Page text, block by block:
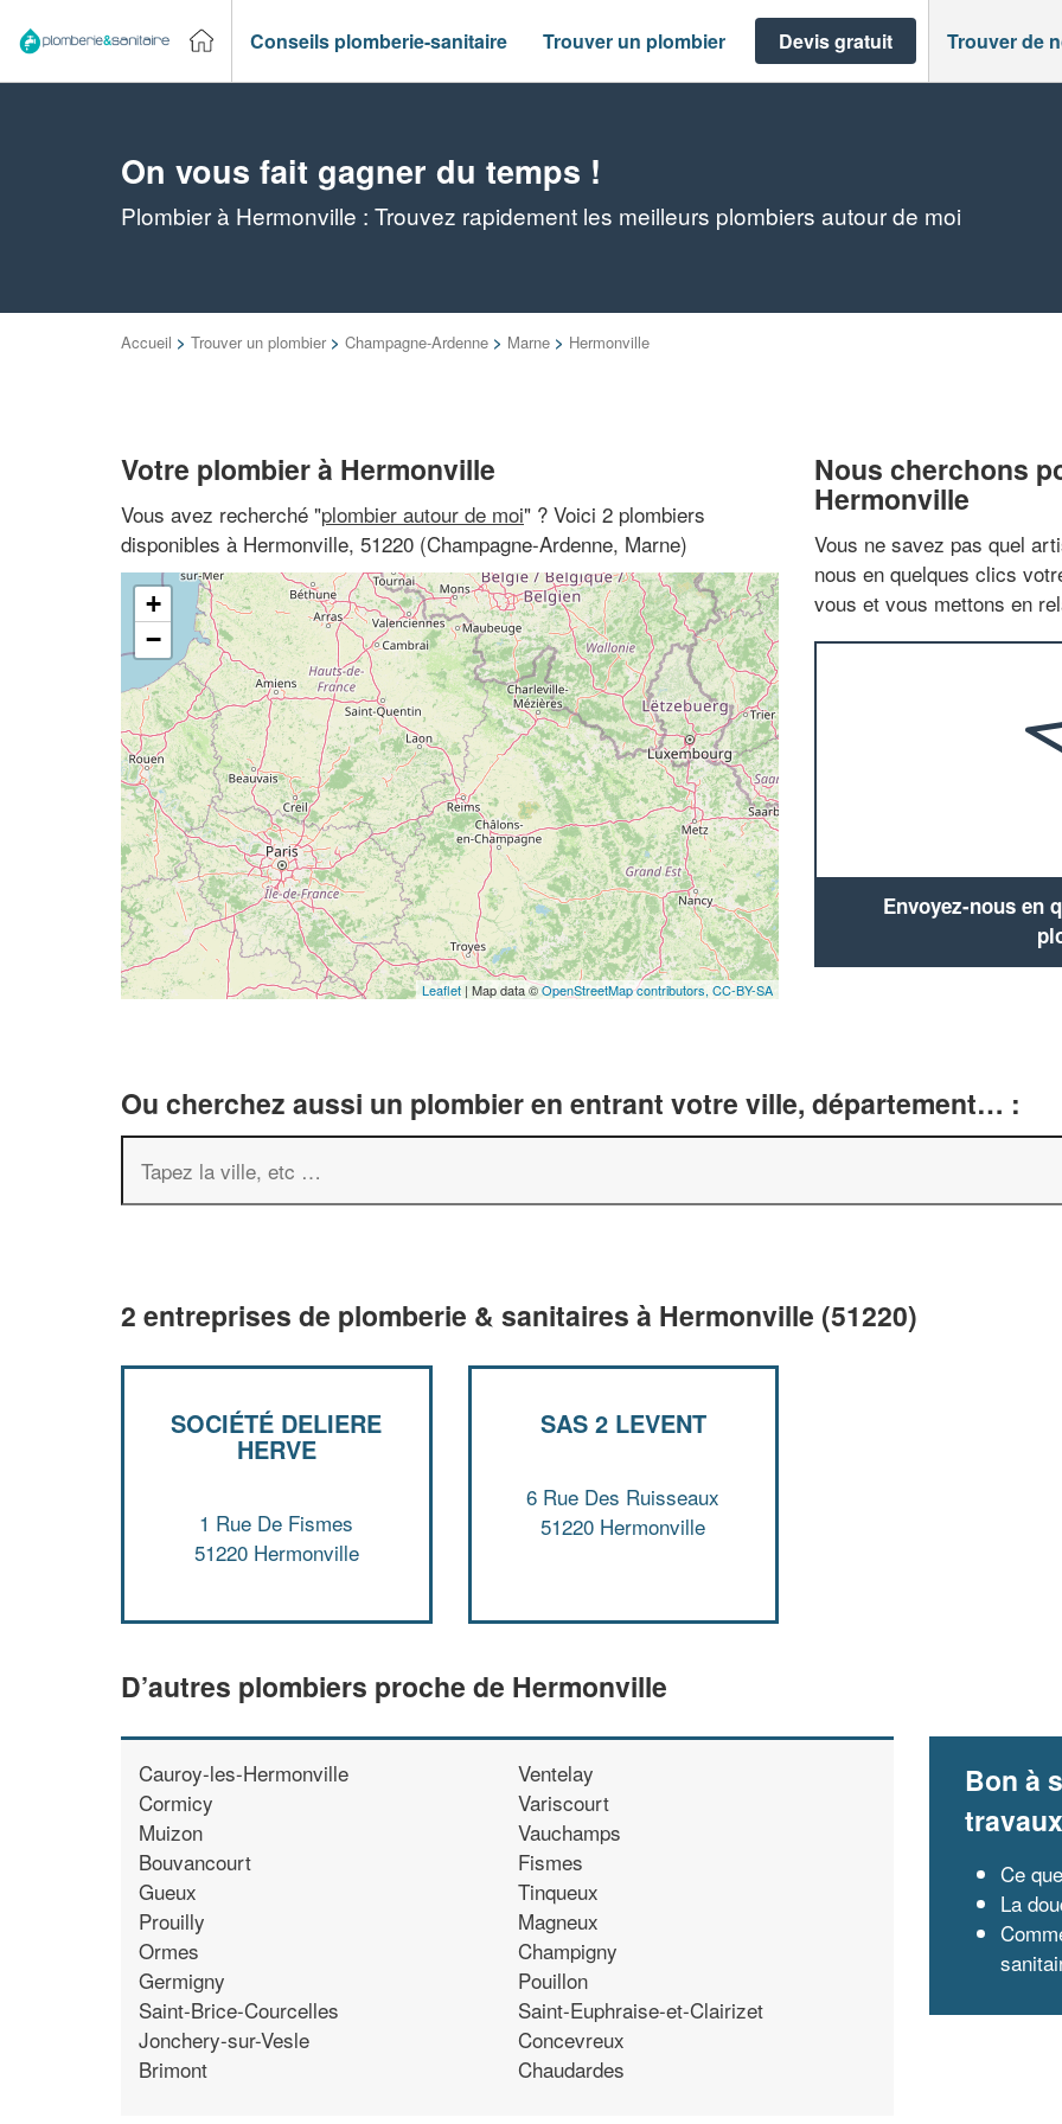
Conseils plomberie-sanitaire Trouver un plombier Devis gratuit Trouver de
On vous fait gagner du temps !
Plombier à Hermonville : Trouvez rapidement les meilleurs plombiers autour de moi
Accueil > Trouver un plombier > Champagne-Ardenne > Marne > Hermonville
Votre plombier à Hermonville
Vous avez recherché "plombier autour de moi" ? Voici 2 plombiers
disponibles à Hermonville, 51220 (Champagne-Ardenne, Marne)
+
−
Leaflet | Map data ©OpenStreetMap contributors, CC-BY-SA
Nous cherchons
Hermonville
Vous ne savez pas quel
nous en quelques clics
vous et vous mettons en
Envoyez-nous en
Ou cherchez aussi un plombier en entrant votre ville, département… :
2 entreprises de plomberie & sanitaires à Hermonville (51220)
SOCIÉTÉ DELIERE
HERVE
1 Rue De Fismes
51220 Hermonville
SAS 2 LEVENT
6 Rue Des Ruisseaux
51220 Hermonville
D’autres plombiers proche de Hermonville
Cauroy-les-Hermonville
Cormicy
Muizon
Bouvancourt
Gueux
Prouilly
Ormes
Germigny
Saint-Brice-Courcelles
Jonchery-sur-Vesle
Brimont
Ventelay
Variscourt
Vauchamps
Fismes
Tinqueux
Magneux
Champigny
Pouillon
Saint-Euphraise-et-Clairizet
Concevreux
Chaudardes
Bon à
travaux
Ce
La